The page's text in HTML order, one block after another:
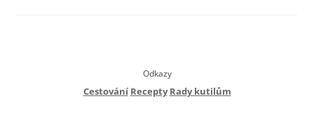
Odkazy
Cestování Recepty Rady kutilům